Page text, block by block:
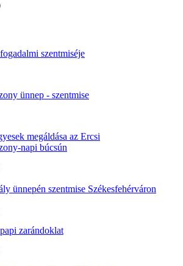
szentmiséje
ünnep - szentmise
megáldása az Ercsi
napi búcsún
ünnepén szentmise Székesfehérváron
zarándoklat